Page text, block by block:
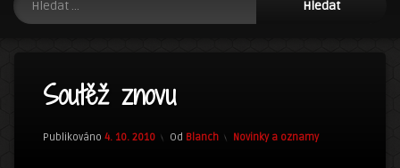
Soutěž znovu
Publikováno 4. 10. 2010 Od Blanch Kategorie:
Novinky a oznamy